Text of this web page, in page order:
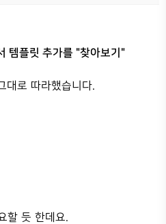
템플릿 추가를 "찾아보기"
대로 따라했습니다.
할 듯 한데요.